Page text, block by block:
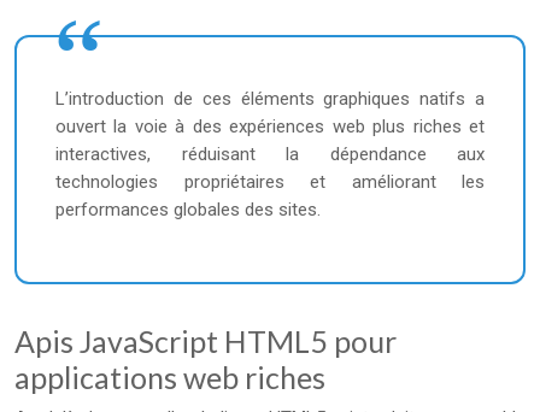
L’introduction de ces éléments graphiques natifs a
ouvert la voie à des expériences web plus riches et
interactives, réduisant la dépendance aux
technologies propriétaires et améliorant les
performances globales des sites.
Apis JavaScript HTML5 pour
applications web riches